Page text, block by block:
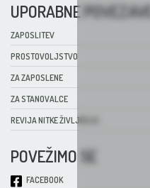
UPORABNE POVEZAVE
ZAPOSLITEV
PROSTOVOLJSTVO
ZA ZAPOSLENE
ZA STANOVALCE
REVIJA NITKE ŽIVLJENJA
POVEŽIMO SE
FACEBOOK